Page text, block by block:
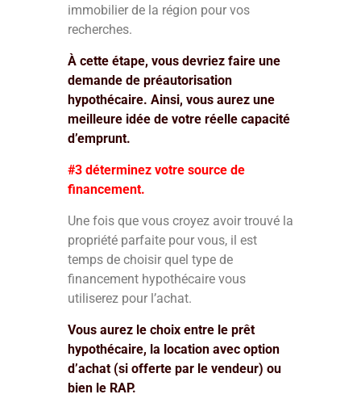
immobilier de la région pour vos
recherches.
À cette étape, vous devriez faire une
demande de préautorisation
hypothécaire. Ainsi, vous aurez une
meilleure idée de votre réelle capacité
d’emprunt.
#3 déterminez votre source de
financement.
Une fois que vous croyez avoir trouvé la
propriété parfaite pour vous, il est
temps de choisir quel type de
financement hypothécaire vous
utiliserez pour l’achat.
Vous aurez le choix entre le prêt
hypothécaire, la location avec option
d’achat (si offerte par le vendeur) ou
bien le RAP.